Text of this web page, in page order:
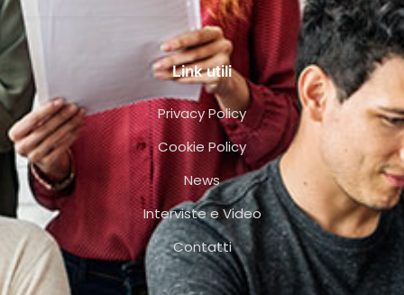
Link utili
Privacy Policy
Cookie Policy
News
Interviste e Video
Contatti